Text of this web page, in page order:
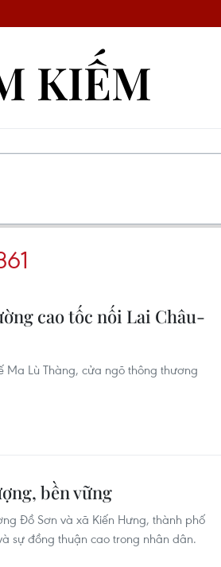
KIẾM
cao tốc nối Lai Châu-
Ma Lù Thàng, cửa ngõ thông thương
bền vững
Đồ Sơn và xã Kiến Hưng, thành phố
sự đồng thuận cao trong nhân dân.​